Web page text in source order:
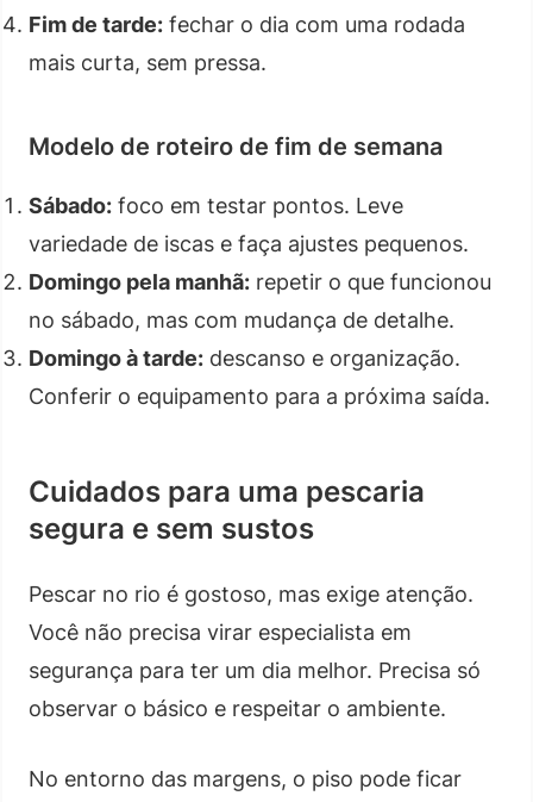
Fim de tarde: fechar o dia com uma rodada
mais curta, sem pressa.
Modelo de roteiro de fim de semana
Sábado: foco em testar pontos. Leve
variedade de iscas e faça ajustes pequenos.
Domingo pela manhã: repetir o que funcionou
no sábado, mas com mudança de detalhe.
Domingo à tarde: descanso e organização.
Conferir o equipamento para a próxima saída.
Cuidados para uma pescaria
segura e sem sustos
Pescar no rio é gostoso, mas exige atenção.
Você não precisa virar especialista em
segurança para ter um dia melhor. Precisa só
observar o básico e respeitar o ambiente.
No entorno das margens, o piso pode ficar